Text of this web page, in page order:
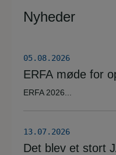
Nyheder
05.08.2026
ERFA møde for
ERFA 2026...
13.07.2026
Det blev et stort